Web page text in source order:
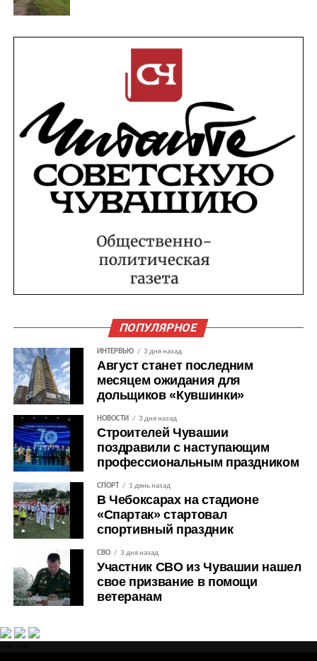
ПОПУЛЯРНОЕ
ИНТЕРВЬЮ 3 дня назад
Август станет последним
месяцем ожидания для
дольщиков «Кувшинки»
НОВОСТИ 3 дня назад
Строителей Чувашии
поздравили с наступающим
профессиональным праздником
СПОРТ 1 день назад
В Чебоксарах на стадионе
«Спартак» стартовал
спортивный праздник
СВО 3 дня назад
Участник СВО из Чувашии нашел
свое призвание в помощи
ветеранам